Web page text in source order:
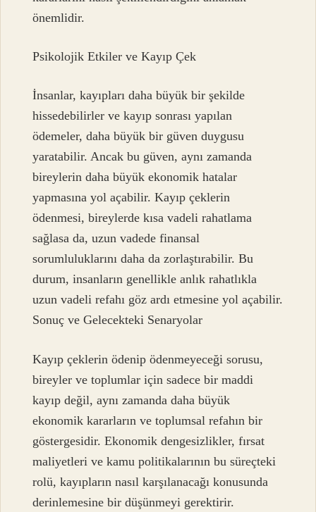
önemlidir.
Psikolojik Etkiler ve Kayıp Çek
İnsanlar, kayıpları daha büyük bir şekilde
hissedebilirler ve kayıp sonrası yapılan
ödemeler, daha büyük bir güven duygusu
yaratabilir. Ancak bu güven, aynı zamanda
bireylerin daha büyük ekonomik hatalar
yapmasına yol açabilir. Kayıp çeklerin
ödenmesi, bireylerde kısa vadeli rahatlama
sağlasa da, uzun vadede finansal
sorumluluklarını daha da zorlaştırabilir. Bu
durum, insanların genellikle anlık rahatlıkla
uzun vadeli refahı göz ardı etmesine yol açabilir.
Sonuç ve Gelecekteki Senaryolar
Kayıp çeklerin ödenip ödenmeyeceği sorusu,
bireyler ve toplumlar için sadece bir maddi
kayıp değil, aynı zamanda daha büyük
ekonomik kararların ve toplumsal refahın bir
göstergesidir. Ekonomik dengesizlikler, fırsat
maliyetleri ve kamu politikalarının bu süreçteki
rolü, kayıpların nasıl karşılanacağı konusunda
derinlemesine bir düşünmeyi gerektirir.